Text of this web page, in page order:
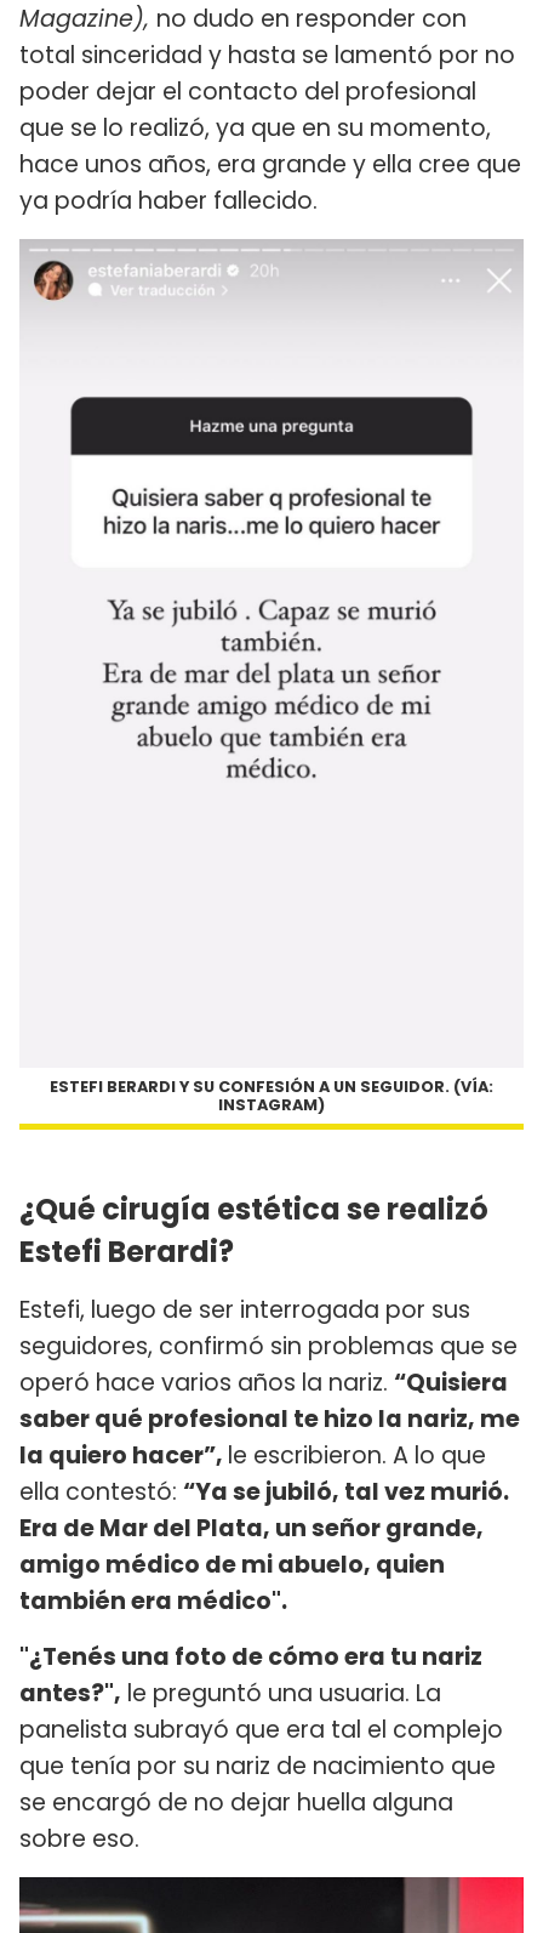
Magazine), no dudo en responder con
total sinceridad y hasta se lamentó por no
poder dejar el contacto del profesional
que se lo realizó, ya que en su momento,
hace unos años, era grande y ella cree que
ya podría haber fallecido.
ESTEFI BERARDI Y SU CONFESIÓN A UN SEGUIDOR. (VÍA:
INSTAGRAM)
¿Qué cirugía estética se realizó
Estefi Berardi?
Estefi, luego de ser interrogada por sus
seguidores, confirmó sin problemas que se
operó hace varios años la nariz. “Quisiera
saber qué profesional te hizo la nariz, me
la quiero hacer”, le escribieron. A lo que
ella contestó: “Ya se jubiló, tal vez murió.
Era de Mar del Plata, un señor grande,
amigo médico de mi abuelo, quien
también era médico".
"¿Tenés una foto de cómo era tu nariz
antes?", le preguntó una usuaria. La
panelista subrayó que era tal el complejo
que tenía por su nariz de nacimiento que
se encargó de no dejar huella alguna
sobre eso.